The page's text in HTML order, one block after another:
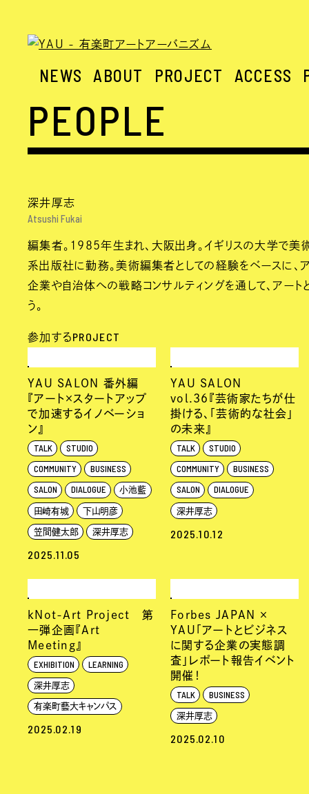
NEWS ABOUT PROJECT ACCESS
PEOPLE
深井厚志
Atsushi Fukai
編集者。1985年生まれ、大阪出身。イギリスの大学で
系出版社に勤務。美術編集者としての経験をベースに、
企業や自治体への戦略コンサルティングを通して、アー
う。
参加するPROJECT
YAU SALON 番外編
『アート×スタートアップ
で加速するイノベーショ
ン』
TALK
STUDIO
COMMUNITY
BUSINESS
SALON
DIALOGUE 小池藍
田崎有城 下山明彦
笠間健太郎 深井厚志
2025.11.05
YAU SALON
vol.36『芸術家たちが仕
掛ける、「芸術的な社会」
の未来』
TALK
STUDIO
COMMUNITY
BUSINESS
SALON
DIALOGUE
深井厚志
2025.10.12
kNot-Art Project 第
一弾企画『Art
Meeting』
EXHIBITION
LEARNING
深井厚志
有楽町藝大キャンパス
2025.02.19
Forbes JAPAN ×
YAU「アートとビジネス
に関する企業の実態調
査」レポート報告イベント
開催！
TALK
BUSINESS
深井厚志
2025.02.10